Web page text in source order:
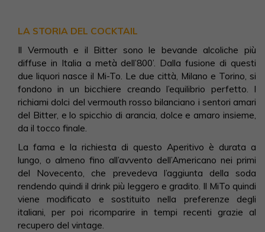
LA STORIA DEL COCKTAIL
Il Vermouth e il Bitter sono le bevande alcoliche più
diffuse in Italia a metà dell’800’. Dalla fusione di questi
due liquori nasce il Mi-To. Le due città, Milano e Torino, si
fondono in un bicchiere creando l’equilibrio perfetto. I
richiami dolci del vermouth rosso bilanciano i sentori amari
del Bitter, e lo spicchio di arancia, dolce e amaro insieme,
da il tocco finale.
La fama e la richiesta di questo Aperitivo è durata a
lungo, o almeno fino all’avvento dell’Americano nei primi
del Novecento, che prevedeva l’aggiunta della soda
rendendo quindi il drink più leggero e gradito. Il MiTo quindi
viene modificato e sostituito nella preferenze degli
italiani, per poi ricomparire in tempi recenti grazie al
recupero del vintage.